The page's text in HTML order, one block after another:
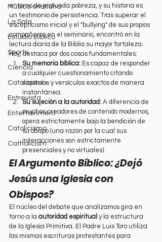
Música cristiana
La Sala
Estudio Bíblico
Sports
Ciencia
Catolicismo
Entrevista
Entertainment
Catolicismo
Catholicism
entorno de profunda pobreza, y su historia es
un testimonio de persistencia. Tras superar el
escepticismo inicial y el "bullying" de sus propios
compañeros en el seminario, encontró en la
lectura diaria de la Biblia su mayor fortaleza.
Hoy, destaca por dos cosas fundamentales:
Su memoria bíblica: Es capaz de responder
a cualquier cuestionamiento citando
capítulos y versículos exactos de manera
instantánea.
Su sujeción a la autoridad: A diferencia de
muchos creadores de contenido modernos,
opera estrictamente bajo la bendición de
su obispo (una razón por la cual sus
interacciones son estrictamente
presenciales y no virtuales).
El Argumento Bíblico: ¿Dejó
Jesús una Iglesia con
Obispos?
El núcleo del debate que analizamos gira en
torno a la autoridad espiritual y la estructura
de la Iglesia Primitiva. El Padre Luis Toro utiliza
las mismas escrituras protestantes para